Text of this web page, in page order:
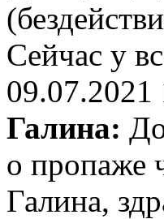
Сейчас у
09.07.2021
Галина:
о пропаже
Галина,